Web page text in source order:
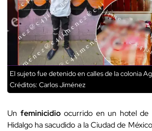
El sujeto fue detenido en calles de la colonia
Créditos: Carlos Jiménez
Un feminicidioocurrido en un hotel de
Hidalgo ha sacudido a la Ciudad de